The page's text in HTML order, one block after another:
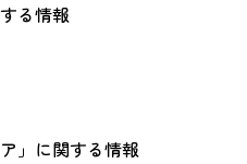
る情報
」に関する情報